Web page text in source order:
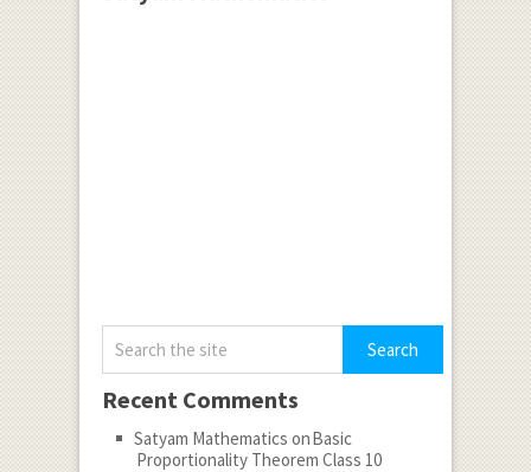
Recent Comments
Satyam Mathematics onBasic
Proportionality Theorem Class 10